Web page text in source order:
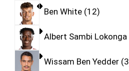
Ben White 12
Albert Sambi Lokonga
Wissam Ben Yedder 3